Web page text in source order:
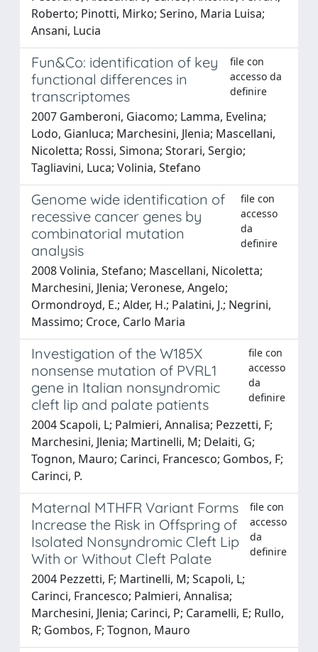
Roberto; Pinotti, Mirko; Serino, Maria Luisa;
Ansani, Lucia
Fun&Co: identification of key
functional differences in
transcriptomes
file con
accesso da
definire
2007 Gamberoni, Giacomo; Lamma, Evelina;
Lodo, Gianluca; Marchesini, Jlenia; Mascellani,
Nicoletta; Rossi, Simona; Storari, Sergio;
Tagliavini, Luca; Volinia, Stefano
Genome wide identification of
recessive cancer genes by
combinatorial mutation
analysis
file con
accesso
da
definire
2008 Volinia, Stefano; Mascellani, Nicoletta;
Marchesini, Jlenia; Veronese, Angelo;
Ormondroyd, E.; Alder, H.; Palatini, J.; Negrini,
Massimo; Croce, Carlo Maria
Investigation of the W185X
nonsense mutation of PVRL1
gene in Italian nonsyndromic
cleft lip and palate patients
file con
accesso
da
definire
2004 Scapoli, L; Palmieri, Annalisa; Pezzetti, F;
Marchesini, Jlenia; Martinelli, M; Delaiti, G;
Tognon, Mauro; Carinci, Francesco; Gombos, F;
Carinci, P.
Maternal MTHFR Variant Forms
Increase the Risk in Offspring of
Isolated Nonsyndromic Cleft Lip
With or Without Cleft Palate
file con
accesso
da
definire
2004 Pezzetti, F; Martinelli, M; Scapoli, L;
Carinci, Francesco; Palmieri, Annalisa;
Marchesini, Jlenia; Carinci, P; Caramelli, E; Rullo,
R; Gombos, F; Tognon, Mauro